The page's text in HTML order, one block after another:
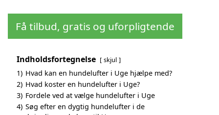
Få tilbud, gratis og uforpligtende
Indholdsfortegnelse skjul
1) Hvad kan en hundelufter i Uge hjælpe med?
2) Hvad koster en hundelufter i Uge?
3) Fordele ved at vælge hundelufter i Uge
4) Søg efter en dygtig hundelufter i de